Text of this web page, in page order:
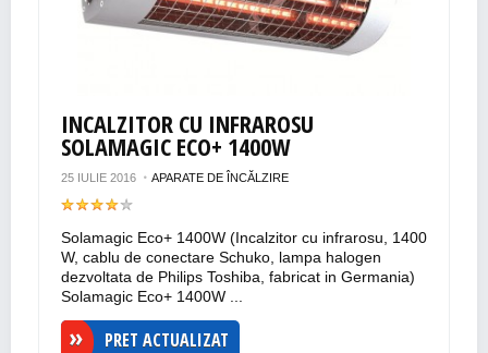
INCALZITOR CU INFRAROSU
SOLAMAGIC ECO+ 1400W
25 IULIE 2016 APARATE DE ÎNCĂLZIRE
Solamagic Eco+ 1400W (Incalzitor cu infrarosu, 1400
W, cablu de conectare Schuko, lampa halogen
dezvoltata de Philips Toshiba, fabricat in Germania)
Solamagic Eco+ 1400W ...
PRET ACTUALIZAT